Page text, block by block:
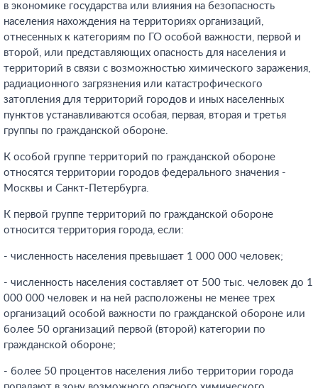
в экономике государства или влияния на безопасность
населения нахождения на территориях организаций,
отнесенных к категориям по ГО особой важности, первой и
второй, или представляющих опасность для населения и
территорий в связи с возможностью химического заражения,
радиационного загрязнения или катастрофического
затопления для территорий городов и иных населенных
пунктов устанавливаются особая, первая, вторая и третья
группы по гражданской обороне.
К особой группе территорий по гражданской обороне
относятся территории городов федерального значения -
Москвы и Санкт-Петербурга.
К первой группе территорий по гражданской обороне
относится территория города, если:
- численность населения превышает 1 000 000 человек;
- численность населения составляет от 500 тыс. человек до 1
000 000 человек и на ней расположены не менее трех
организаций особой важности по гражданской обороне или
более 50 организаций первой (второй) категории по
гражданской обороне;
- более 50 процентов населения либо территории города